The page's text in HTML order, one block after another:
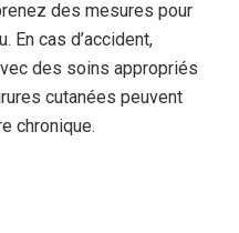
des mesures pour
En cas d’accident,
des soins appropriés
cutanées peuvent
chronique.